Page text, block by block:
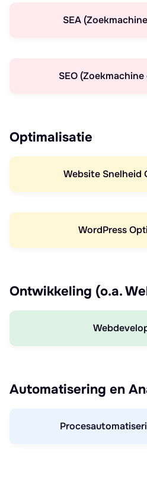
SEA
SEO
Optimalisatie
Website Snelheid
WordPress
Ontwikkeling (o.a.
Automatisering en